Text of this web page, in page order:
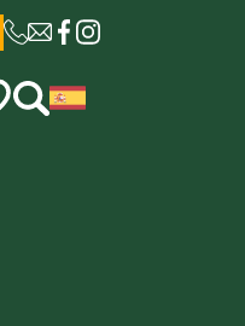
CE LIEN OUVRIRA